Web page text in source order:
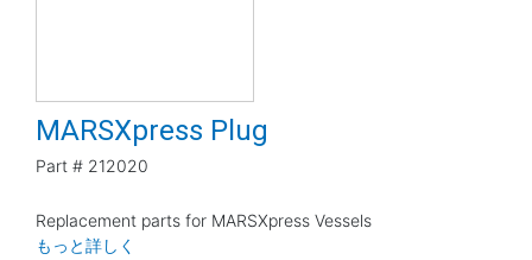
MARSXpress Plug
Part # 212020
Replacement parts for MARSXpress Vessels
もっと詳しく